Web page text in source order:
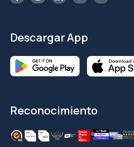
Descargar App
Reconocimiento